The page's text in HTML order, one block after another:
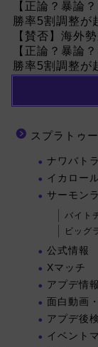
【正論？暴論
勝率5割調整が
【賛否】海外
【正論？暴論
勝率5割調整が
スプラトゥ
ナワバト
イカロー
サーモン
バイト
ビッグ
公式情報
Xマッチ
アプデ情報
面白動画
アプデ後
イベント